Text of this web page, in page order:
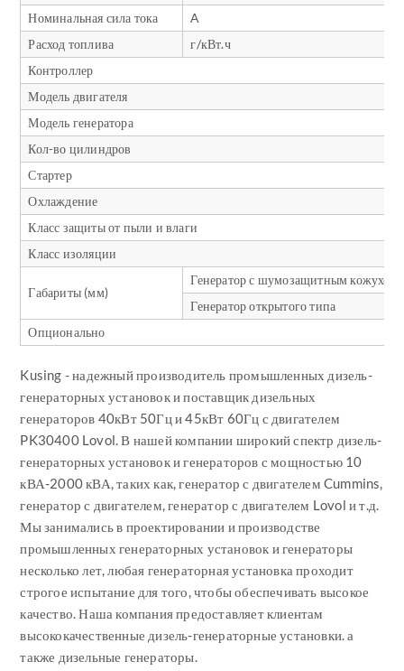
Номинальная сила тока
A
Расход топлива
г/кВт.ч
Контроллер
Модель двигателя
Модель генератора
Кол-во цилиндров
Стартер
Охлаждение
Класс защиты от пыли и влаги
Класс изоляции
Габариты (мм)
Генератор с шумозащитным кожухом
Генератор открытого типа
Опционально
Kusing - надежный производитель промышленных дизель-
генераторных установок и поставщик дизельных
генераторов 40кВт 50Гц и 45кВт 60Гц с двигателем
PK30400 Lovol. В нашей компании широкий спектр дизель-
генераторных установок и генераторов с мощностью 10
кВА-2000 кВА, таких как, генератор с двигателем Cummins,
генератор с двигателем, генератор с двигателем Lovol и т.д.
Мы занимались в проектировании и производстве
промышленных генераторных установок и генераторы
несколько лет, любая генераторная установка проходит
строгое испытание для того, чтобы обеспечивать высокое
качество. Наша компания предоставляет клиентам
высококачественные дизель-генераторные установки. а
также дизельные генераторы.